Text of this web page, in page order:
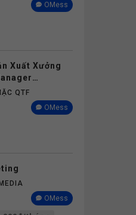
OMess
Xuất Xưởng
40M+
QTF
OMess
OMess